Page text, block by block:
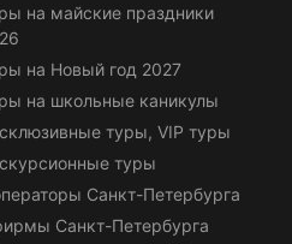
на майские праздники
на Новый год 2027
на школьные каникулы
туры, VIP туры
туры
Санкт-Петербурга
Санкт-Петербурга